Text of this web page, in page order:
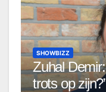
SHOWBIZZ
Zuhal
trots op